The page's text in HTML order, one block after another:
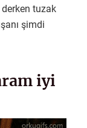
derken tuzak
şimdi
iyi